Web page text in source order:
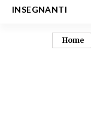
INSEGNANTI
Home